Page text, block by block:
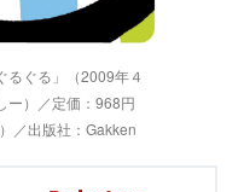
るぐる」（2009年４
ー）／定価：968円
／出版社：Gakken